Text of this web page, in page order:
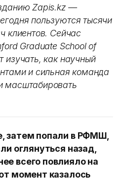
Zapis.kz —
пользуются тысячи
клиентов. Сейчас
Graduate School of
изучать, как научный
и сильная команда
масштабировать
затем попали в РФМШ,
оглянуться назад,
всего повлияло на
момент казалось